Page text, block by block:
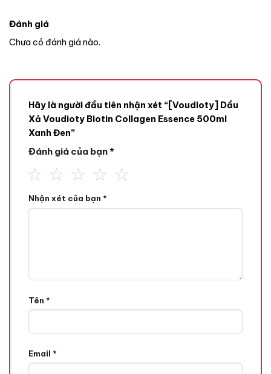
Đánh giá
Chưa có đánh giá nào.
Hãy là người đầu tiên nhận xét “[Voudioty] Dầu
Xả Voudioty Biotin Collagen Essence 500ml
Xanh Đen”
Đánh giá của bạn*
Nhận xét của bạn *
Tên *
Email *